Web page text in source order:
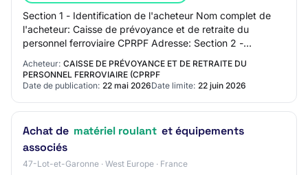
Section 1 - Identification de l'acheteur Nom complet de
l'acheteur: Caisse de prévoyance et de retraite du
personnel ferroviaire CPRPF Adresse: Section 2 -
Communication Nom du contact: N/C Adresse m…
Acheteur: CAISSE DE PRÉVOYANCE ET DE RETRAITE DU
PERSONNEL FERROVIAIRE (CPRPF
Date de publication: 22 mai 2026Date limite: 22 juin 2026
Achat de matériel roulant et équipements
associés
47-Lot-et-Garonne · West Europe · France